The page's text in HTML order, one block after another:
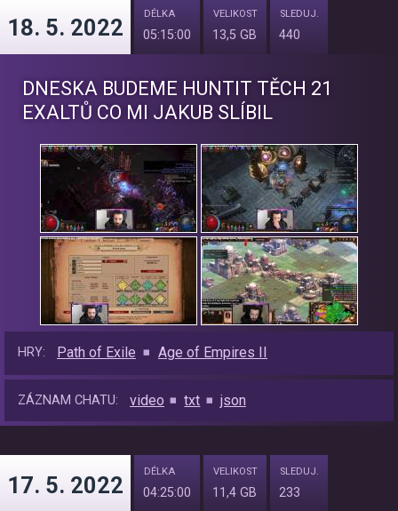
18. 5. 2022
DÉLKA
05:15:00
VELIKOST
13,5 GB
SLEDUJ.
440
DNESKA BUDEME HUNTIT TĚCH 21
EXALTŮ CO MI JAKUB SLÍBIL
HRY: Path of Exile Age of Empires II
ZÁZNAM CHATU: video txt json
17. 5. 2022
DÉLKA
04:25:00
VELIKOST
11,4 GB
SLEDUJ.
233